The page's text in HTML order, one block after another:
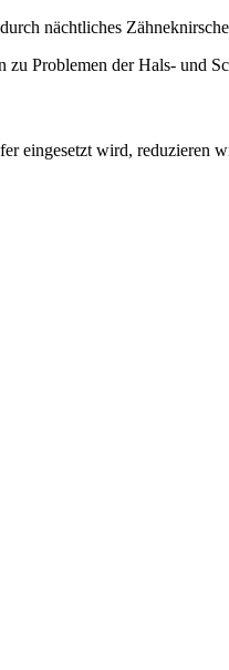
nächtliches
Problemen der Hals- und
eingesetzt wird, reduzieren